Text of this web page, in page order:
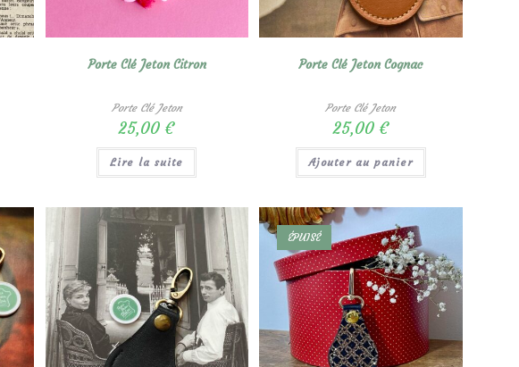
Porte Clé Jeton Citron
Porte Clé Jeton
25,00€
Lire la suite
Porte Clé Jeton Cognac
Porte Clé Jeton
25,00 €
Ajouter au panier
ÉPUISÉ